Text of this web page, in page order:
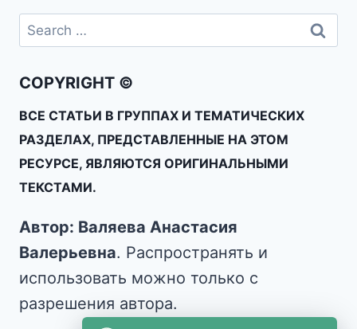
COPYRIGHT ©
ВСЕ СТАТЬИ В ГРУППАХ И ТЕМАТИЧЕСКИХ
РАЗДЕЛАХ, ПРЕДСТАВЛЕННЫЕ НА ЭТОМ
РЕСУРСЕ, ЯВЛЯЮТСЯ ОРИГИНАЛЬНЫМИ
ТЕКСТАМИ.
Автор: Валяева Анастасия
Валерьевна. Распространять и
использовать можно только с
разрешения автора.